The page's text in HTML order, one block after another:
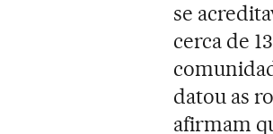
se
cerca de
datou as
afirmam